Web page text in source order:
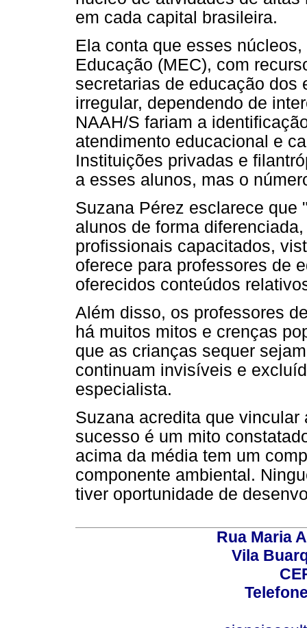
em cada capital brasileira.
Ela conta que esses
Educação (MEC), com
secretarias de educação dos
irregular, dependendo de
NAAH/S fariam a
atendimento educacional e
Instituições privadas e
a esses alunos, mas o
Suzana Pérez esclarece que
alunos de forma
profissionais capacitados,
oferece para professores de
oferecidos conteúdos
Além disso, os professores
há muitos mitos e crenças
que as crianças sequer
continuam invisíveis e
especialista.
Suzana acredita que
sucesso é um mito
acima da média tem um
componente ambiental.
tiver oportunidade de
Rua Maria
Vila